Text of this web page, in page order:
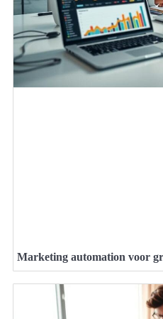
Marketing automation voor